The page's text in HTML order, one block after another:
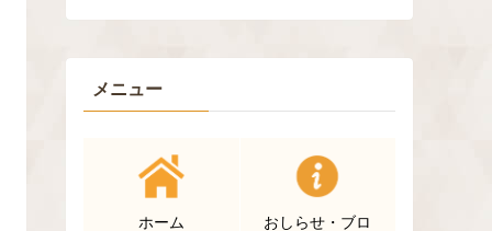
メニュー
ホーム
おしらせ・ブロ